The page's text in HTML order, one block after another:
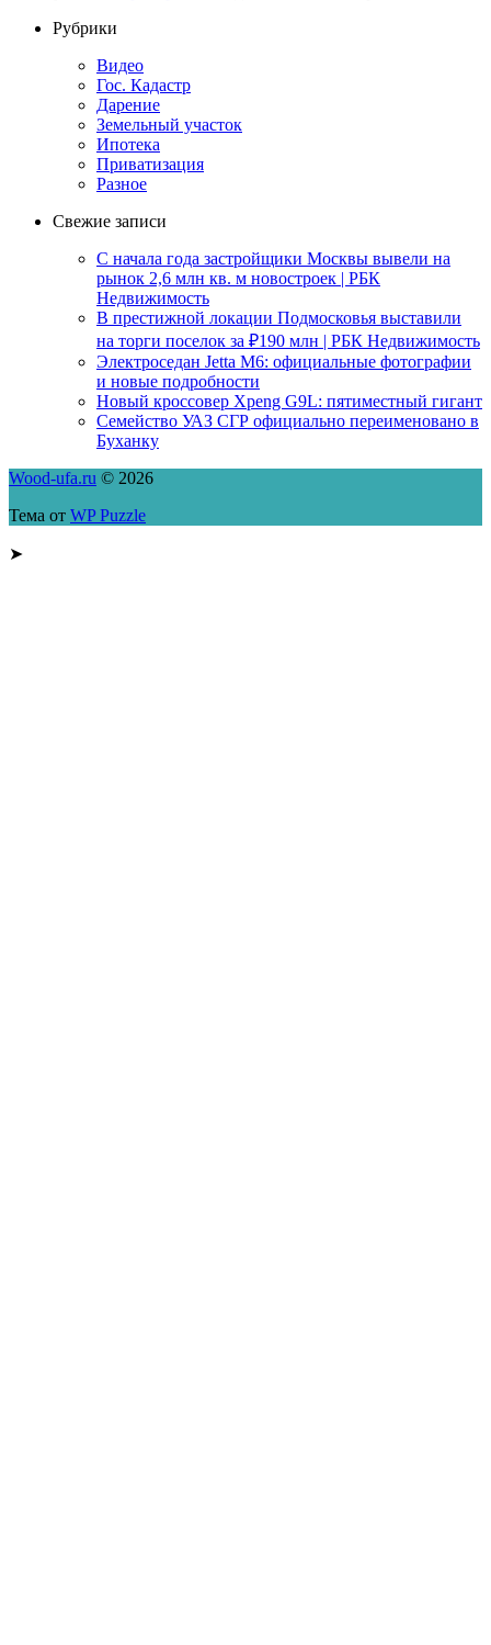
Рубрики
Видео
Гос. Кадастр
Дарение
Земельный участок
Ипотека
Приватизация
Разное
Свежие записи
С начала года застройщики Москвы вывели на
рынок 2,6 млн кв. м новостроек | РБК
Недвижимость
В престижной локации Подмосковья выставили
на торги поселок за ₽190 млн | РБК Недвижимость
Электроседан Jetta M6: официальные фотографии
и новые подробности
Новый кроссовер Xpeng G9L: пятиместный гигант
Семейство УАЗ СГР официально переименовано в
Буханку
Wood-ufa.ru © 2026
Тема от WP Puzzle
➤